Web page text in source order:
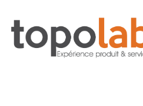
contenu